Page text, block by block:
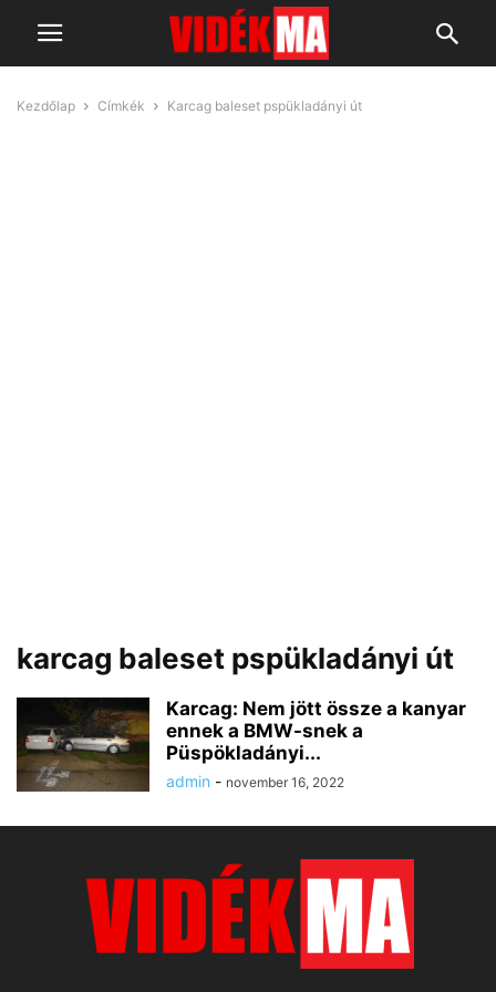
Kezdőlap Címkék Karcag baleset pspükladányi út
karcag baleset pspükladányi út
Karcag: Nem jött össze a kanyar
ennek a BMW-snek a
Püspökladányi...
admin - november 16, 2022